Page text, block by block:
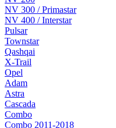
NV 300 / Primastar
NV 400 / Interstar
Pulsar
Townstar
Qashqai
X-Trail
Opel
Adam
Astra
Cascada
Combo
Combo 2011-2018